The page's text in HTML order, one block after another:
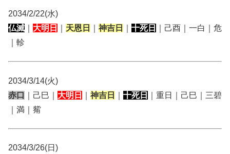
2034/2/22(水)
仏滅
大明日 天恩日 神吉日 十死日
｜己酉｜一白｜危
｜軫
2034/3/14(火)
赤口
｜己巳｜ 大明日 神吉日 十死日
｜重日｜己巳｜三碧
｜満｜觜
2034/3/26(日)